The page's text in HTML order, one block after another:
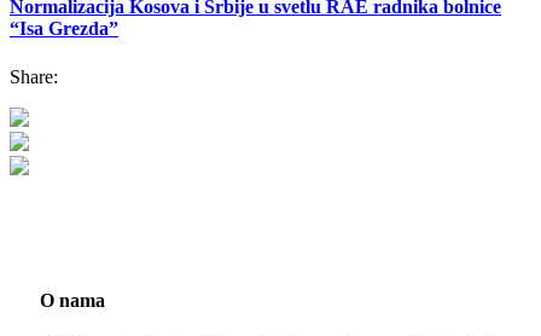
Normalizacija Kosova i Srbije u svetlu RAE radnika bolnice
“Isa Grezda”
Share:
O nama